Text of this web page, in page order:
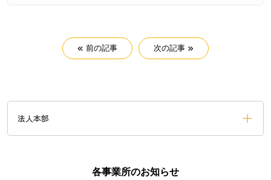
前の記事 次の記事
法人本部
各事業所のお知らせ